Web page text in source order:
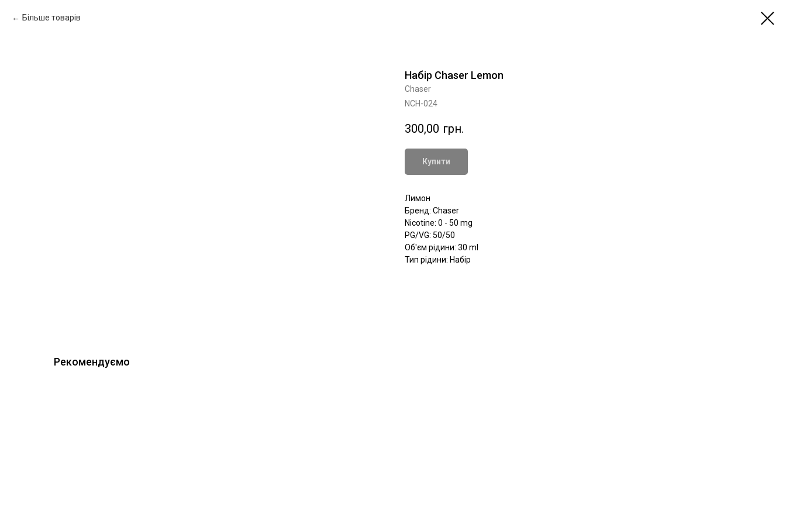
Більше товарів
Набір Chaser Lemon
Chaser
NCH-024
300,00 грн.
Купити
Лимон
Бренд: Chaser
Nicotine: 0 - 50 mg
PG/VG: 50/50
Об'єм рідини: 30 ml
Тип рідини: Набір
Рекомендуємо